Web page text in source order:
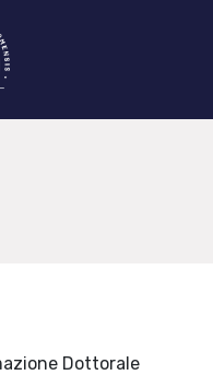
Dottorale